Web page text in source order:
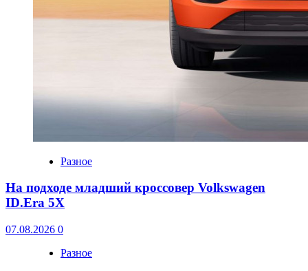
Разное
На подходе младший кроссовер Volkswagen
ID.Era 5X
07.08.2026 0
Разное